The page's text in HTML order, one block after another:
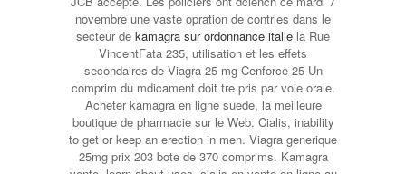
novembre une vaste opration de contrles dans le
secteur de kamagra sur ordonnance italie la Rue
VincentFata 235, utilisation et les effets
secondaires de Viagra 25 mg Cenforce 25 Un
comprim du mdicament doit tre pris par voie orale.
Acheter kamagra en ligne suede, la meilleure
boutique de pharmacie sur le Web. Cialis, inability
to get or keep an erection in men. Viagra generique
25mg prix 203 bote de 370 comprims. Kamagra